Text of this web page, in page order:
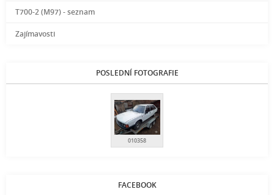
T700-2 (M97) - seznam
Zajímavosti
POSLEDNÍ FOTOGRAFIE
010358
FACEBOOK